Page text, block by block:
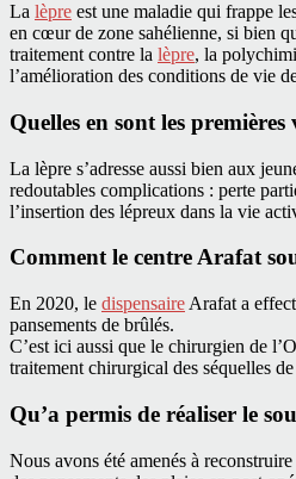
La lèpre est une maladie qui frappe
en cœur de zone sahélienne, si bien
traitement contre la lèpre, la
l’amélioration des conditions de vie
Quelles en sont les
La lèpre s’adresse aussi bien aux
redoutables complications : perte
l’insertion des lépreux dans la vie
Comment le centre Arafat
En 2020, le dispensaire Arafat a
pansements de brûlés.
C’est ici aussi que le chirurgien de
traitement chirurgical des séquelles
Qu’a permis de réaliser le
Nous avons été amenés à